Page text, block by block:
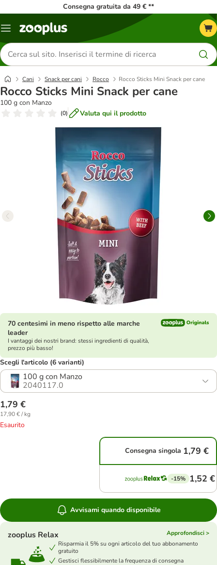
Consegna gratuita da 49 € **
Overview
Cerca
prodotti
Cani Snack per cani Rocco Rocco Sticks Mini Snack per cane
Rocco Sticks Mini Snack per cane
100 g con Manzo
(0) Valuta qui il prodotto
70 centesimi in meno rispetto alle marche
leader
I vantaggi dei nostri brand: stessi ingredienti di qualità,
prezzo più basso!
Scegli l'articolo (6 varianti)
100 g con Manzo
2040117.0
1,79 €
17,90 € / kg
Esaurito
Consegna singola 1,79 €
-15% 1,52 €
Avvisami quando disponibile
zooplus Relax
Approfondisci >
Risparmia il 5% su ogni articolo del tuo abbonamento
gratuito
Gestisci flessibilmente la frequenza di consegna